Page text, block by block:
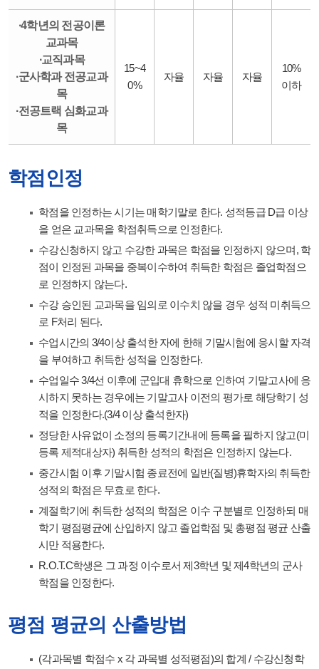
∙4학년의 전공이론
교과목
∙교직과목
∙군사학과 전공교과
목
∙전공트랙 심화교과
목
15~4
0%
자율 자율 자율
10%
이하
학점인정
학점을 인정하는 시기는 매학기말로 한다. 성적등급 D급 이상
을 얻은 교과목을 학점취득으로 인정한다.
수강신청하지 않고 수강한 과목은 학점을 인정하지 않으며, 학
점이 인정된 과목을 중복이수하여 취득한 학점은 졸업학점으
로 인정하지 않는다.
수강 승인된 교과목을 임의로 이수치 않을 경우 성적 미취득으
로 F처리 된다.
수업시간의 3/4이상 출석한 자에 한해 기말시험에 응시할 자격
을 부여하고 취득한 성적을 인정한다.
수업일수 3/4선 이후에 군입대 휴학으로 인하여 기말고사에 응
시하지 못하는 경우에는 기말고사 이전의 평가로 해당학기 성
적을 인정한다.(3/4 이상 출석한자)
정당한 사유없이 소정의 등록기간내에 등록을 필하지 않고(미
등록 제적대상자) 취득한 성적의 학점은 인정하지 않는다.
중간시험 이후 기말시험 종료전에 일반(질병)휴학자의 취득한
성적의 학점은 무효로 한다.
계절학기에 취득한 성적의 학점은 이수 구분별로 인정하되 매
학기 평점평균에 산입하지 않고 졸업학점 및 총평점 평균 산출
시만 적용한다.
R.O.T.C학생은 그 과정 이수로서 제3학년 및 제4학년의 군사
학점을 인정한다.
평점 평균의 산출방법
(각과목별 학점수 x 각 과목별 성적평점)의 합계 / 수강신청학